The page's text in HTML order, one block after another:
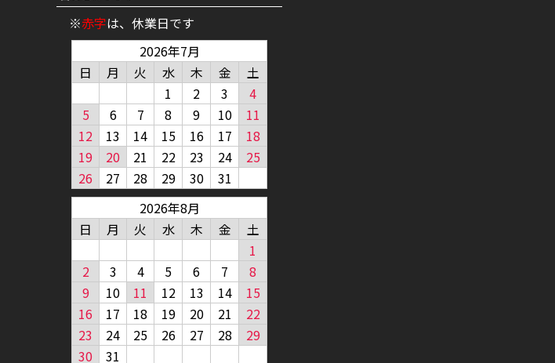
※赤字は、休業日です
2026年7月
日
月 火 水 木 金
土
1
2 3
4
5
6 7 8 9 10
11
12
13 14 15 16 17
18
19
20 21 22 23 24
25
26
27 28 29 30
31
2026年8月
日
月 火 水 木 金
土
1
2
3 4 5 6 7
8
9
10 11 12 13 14
15
16
17 18 19 20 21
22
23
24 25 26 27 28
29
30
31